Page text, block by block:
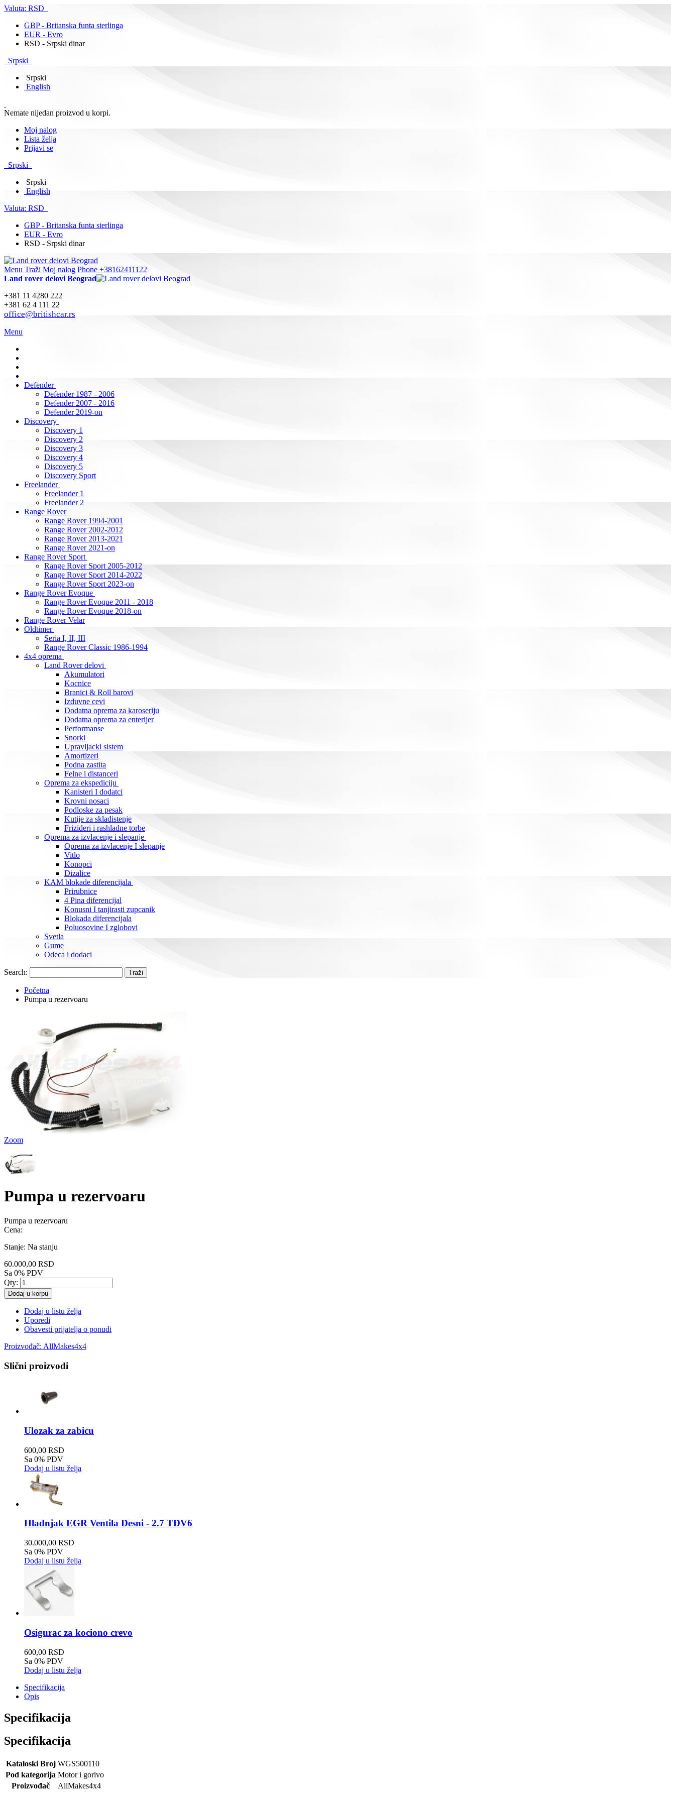
Valuta: RSD
GBP - Britanska funta sterlinga
EUR - Evro
RSD - Srpski dinar
Srpski
Srpski
English
Nemate nijedan proizvod u korpi.
Moj nalog
Lista želja
Prijavi se
Srpski
Srpski
English
Valuta: RSD
GBP - Britanska funta sterlinga
EUR - Evro
RSD - Srpski dinar
Menu Traži Moj nalog Phone +38162411122
Land rover delovi Beograd
+381 11 4280 222
+381 62 4 111 22
office@britishcar.rs
Menu
Defender
Defender 1987 - 2006
Defender 2007 - 2016
Defender 2019-on
Discovery
Discovery 1
Discovery 2
Discovery 3
Discovery 4
Discovery 5
Discovery Sport
Freelander
Freelander 1
Freelander 2
Range Rover
Range Rover 1994-2001
Range Rover 2002-2012
Range Rover 2013-2021
Range Rover 2021-on
Range Rover Sport
Range Rover Sport 2005-2012
Range Rover Sport 2014-2022
Range Rover Sport 2023-on
Range Rover Evoque
Range Rover Evoque 2011 - 2018
Range Rover Evoque 2018-on
Range Rover Velar
Oldtimer
Seria I, II, III
Range Rover Classic 1986-1994
4x4 oprema
Land Rover delovi
Akumulatori
Kocnice
Branici & Roll barovi
Izduvne cevi
Dodatna oprema za karoseriju
Dodatna oprema za enterijer
Performanse
Snorki
Upravljacki sistem
Amortizeri
Podna zastita
Felne i distanceri
Oprema za ekspediciju
Kanisteri I dodatci
Krovni nosaci
Podloske za pesak
Kutije za skladistenje
Frizideri i rashladne torbe
Oprema za izvlacenje i slepanje
Oprema za izvlacenje I slepanje
Vitlo
Konopci
Dizalice
KAM blokade diferencijala
Prirubnice
4 Pina diferencijal
Konusni I tanjirasti zupcanik
Blokada diferencijala
Poluosovine I zglobovi
Svetla
Gume
Odeca i dodaci
Search: Traži
Početna
Pumpa u rezervoaru
Zoom
Pumpa u rezervoaru
Pumpa u rezervoaru
Cena:
Stanje: Na stanju
60.000,00 RSD
Sa 0% PDV
Qty:
Dodaj u korpu
Dodaj u listu želja
Uporedi
Obavesti prijatelja o ponudi
Proizvođač: AllMakes4x4
Slični proizvodi
Ulozak za zabicu
600,00 RSD
Sa 0% PDV
Dodaj u listu želja
Hladnjak EGR Ventila Desni - 2.7 TDV6
30.000,00 RSD
Sa 0% PDV
Dodaj u listu želja
Osigurac za kociono crevo
600,00 RSD
Sa 0% PDV
Dodaj u listu želja
Specifikacija
Opis
Specifikacija
Specifikacija
Kataloski Broj WGS500110
Pod kategorija Motor i gorivo
Proizvođač
AllMakes4x4